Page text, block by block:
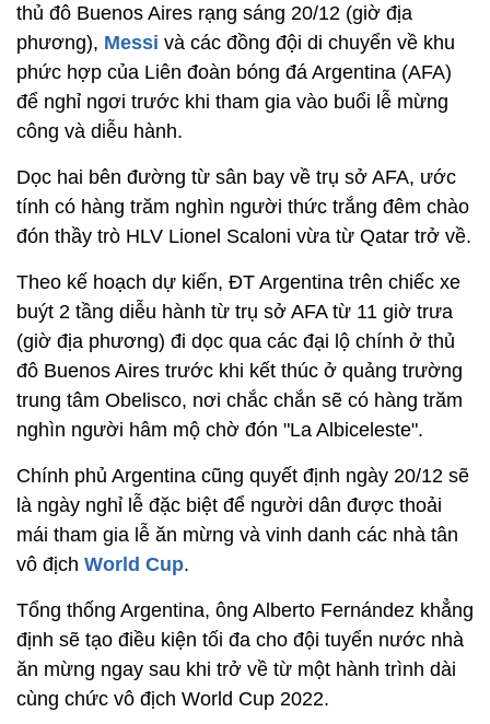
thủ đô Buenos Aires rạng sáng 20/12 (giờ địa
phương), Messi và các đồng đội di chuyển về khu
phức hợp của Liên đoàn bóng đá Argentina (AFA)
để nghỉ ngơi trước khi tham gia vào buổi lễ mừng
công và diễu hành.
Dọc hai bên đường từ sân bay về trụ sở AFA, ước
tính có hàng trăm nghìn người thức trắng đêm chào
đón thầy trò HLV Lionel Scaloni vừa từ Qatar trở về.
Theo kế hoạch dự kiến, ĐT Argentina trên chiếc xe
buýt 2 tầng diễu hành từ trụ sở AFA từ 11 giờ trưa
(giờ địa phương) đi dọc qua các đại lộ chính ở thủ
đô Buenos Aires trước khi kết thúc ở quảng trường
trung tâm Obelisco, nơi chắc chắn sẽ có hàng trăm
nghìn người hâm mộ chờ đón "La Albiceleste".
Chính phủ Argentina cũng quyết định ngày 20/12 sẽ
là ngày nghỉ lễ đặc biệt để người dân được thoải
mái tham gia lễ ăn mừng và vinh danh các nhà tân
vô địch World Cup.
Tổng thống Argentina, ông Alberto Fernández khẳng
định sẽ tạo điều kiện tối đa cho đội tuyển nước nhà
ăn mừng ngay sau khi trở về từ một hành trình dài
cùng chức vô địch World Cup 2022.